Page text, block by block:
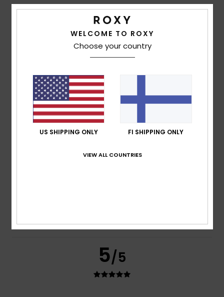
Average Score
5.0/5
based on3 verified reviews
since lokakuuta 2025
67% of our customers recommend this product
Comfort
5.0
5/5
WELCOME TO ROXY
Choose your country
US SHIPPING ONLY FI SHIPPING ONLY
VIEW ALL COUNTRIES